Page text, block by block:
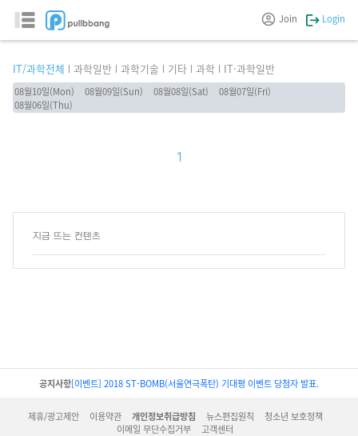
Join Login
IT/과학전체 과학일반 과학기술 기타 과학 IT·과학일반
08월10일(Mon) 08월09일(Sun) 08월08일(Sat)
08월07일(Fri)
08월06일(Thu)
1
지금 뜨는 컨텐츠
공지사항[이벤트] 2018 ST-BOMB(서울연극폭탄) 기대평 이벤트 당첨자 발표.
제휴/광고제안 이용약관 개인정보취급방침 뉴스편집원칙
청소년 보호정책
이메일 무단수집거부
고객센터